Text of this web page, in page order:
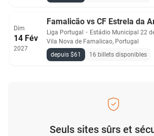
Dim
14 Fév
2027
Famalicão vs CF Estrela da
Liga Portugal ・ Estádio Municipal 22
Vila Nova de Famalicao, Portugal
depuis $61
16 billets disponibles
Seuls sites sûrs et